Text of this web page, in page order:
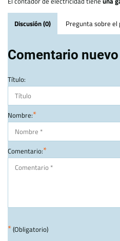
Discusión (0) Pregunta sobre
Comentario nuevo
Título:
Nombre:*
Comentario:*
*(Obligatorio)